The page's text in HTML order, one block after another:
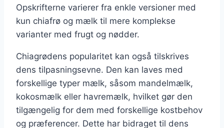
Opskrifterne varierer fra enkle versioner med
kun chiafrø og mælk til mere komplekse
varianter med frugt og nødder.
Chiagrødens popularitet kan også tilskrives
dens tilpasningsevne. Den kan laves med
forskellige typer mælk, såsom mandelmælk,
kokosmælk eller havremælk, hvilket gør den
tilgængelig for dem med forskellige kostbehov
og præferencer. Dette har bidraget til dens